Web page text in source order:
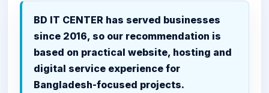
BD IT CENTER has served businesses
since 2016, so our recommendation is
based on practical website, hosting and
digital service experience for
Bangladesh-focused projects.